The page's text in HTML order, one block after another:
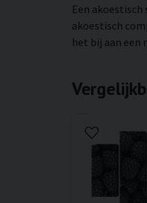
Een akoestisch
akoestisch
het bij aan